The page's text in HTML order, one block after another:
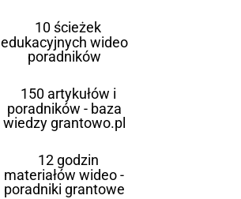
10 ścieżek
edukacyjnych wideo
poradników
150 artykułów i
poradników - baza
wiedzy grantowo.pl
12 godzin
materiałów wideo -
poradniki grantowe